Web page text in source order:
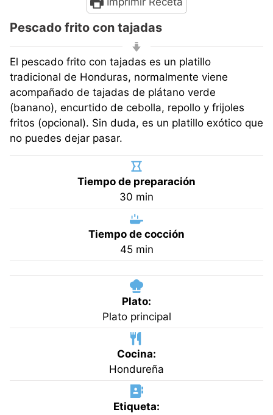
Pescado frito con tajadas
El pescado frito con tajadas es un platillo
tradicional de Honduras, normalmente viene
acompañado de tajadas de plátano verde
(banano), encurtido de cebolla, repollo y frijoles
fritos (opcional). Sin duda, es un platillo exótico que
no puedes dejar pasar.
Tiempo de preparación
30 minutos
min
Tiempo de cocción
45minutos
min
Plato:
Plato principal
Cocina:
Hondureña
Etiqueta: